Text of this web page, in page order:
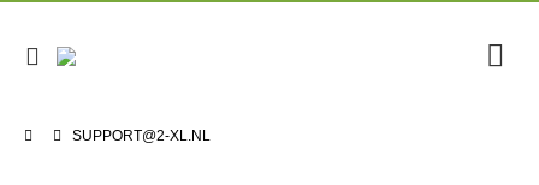
SUPPORT@2-XL.NL